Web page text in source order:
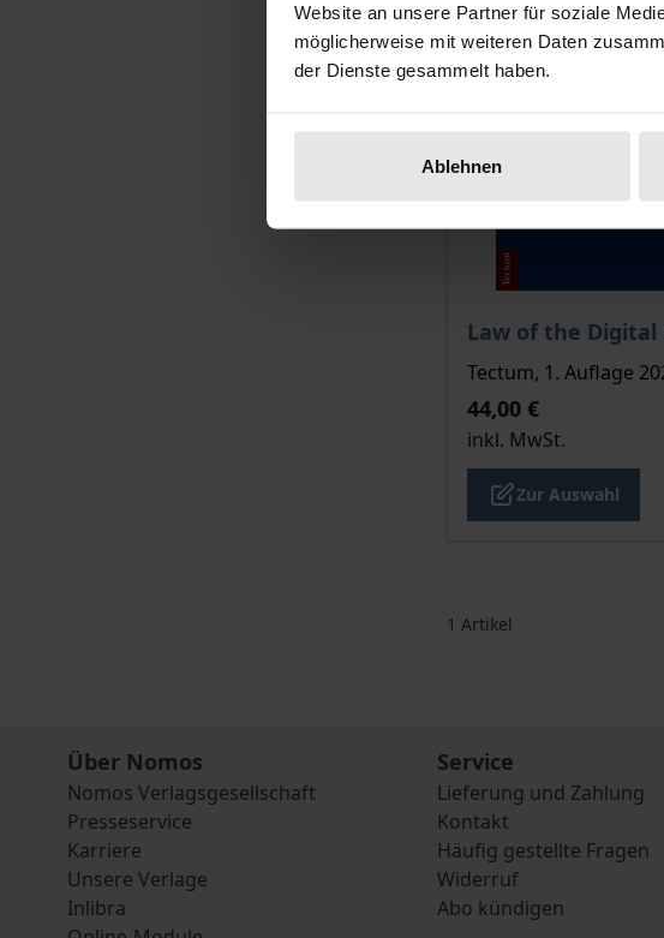
Website an unsere Partner für soziale
möglicherweise mit weiteren Daten
der Dienste gesammelt haben.
Ablehnen
Law of the Digital
Der Preis dieses
Tectum, 1. Auflage
44,00 €
inkl. MwSt.
Zur Auswahl
1 Artikel
Über Nomos
Nomos Verlagsgesellschaft
Presseservice
Karriere
Unsere Verlage
Inlibra
Service
Lieferung und Zahlung
Kontakt
Häufig gestellte Fragen
Widerruf
Abo kündigen